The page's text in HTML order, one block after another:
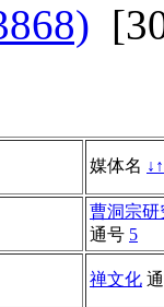
[
媒体名 ↓ ↑
曹洞宗研
通号 5
禅文化